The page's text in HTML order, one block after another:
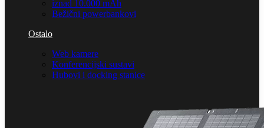
iznad 10.000 mAh
Bežični powerbankovi
Ostalo
Web kamere
Konferencijski sustavi
Hubovi i docking stanice